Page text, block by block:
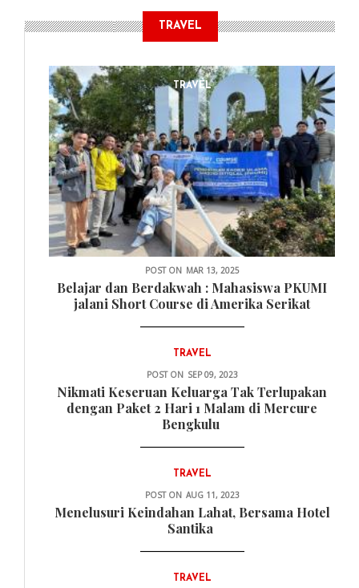
TRAVEL
TRAVEL
POST ON MAR 13, 2025
Belajar dan Berdakwah : Mahasiswa PKUMI
jalani Short Course di Amerika Serikat
TRAVEL
POST ON SEP 09, 2023
Nikmati Keseruan Keluarga Tak Terlupakan
dengan Paket 2 Hari 1 Malam di Mercure
Bengkulu
TRAVEL
POST ON AUG 11, 2023
Menelusuri Keindahan Lahat, Bersama Hotel
Santika
TRAVEL